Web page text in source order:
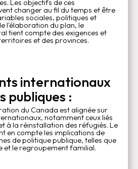
Les objectifs de ces
changer au fil du temps et être
sociales, politiques et
l'élaboration du plan, le
tient compte des exigences et
et des provinces.
internationaux
publiques :
du Canada est alignée sur
notamment ceux liés
à la réinstallation des réfugiés. Le
en compte les implications de
de politique publique, telles que
et le regroupement familial.